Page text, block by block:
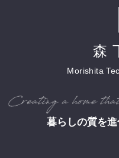
森
Morishita
暮らしの質を